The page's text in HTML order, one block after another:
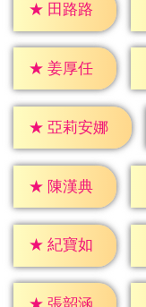
★ 田路路
★ 姜厚任
★ 亞莉安娜
★ 陳漢典
★ 紀寶如